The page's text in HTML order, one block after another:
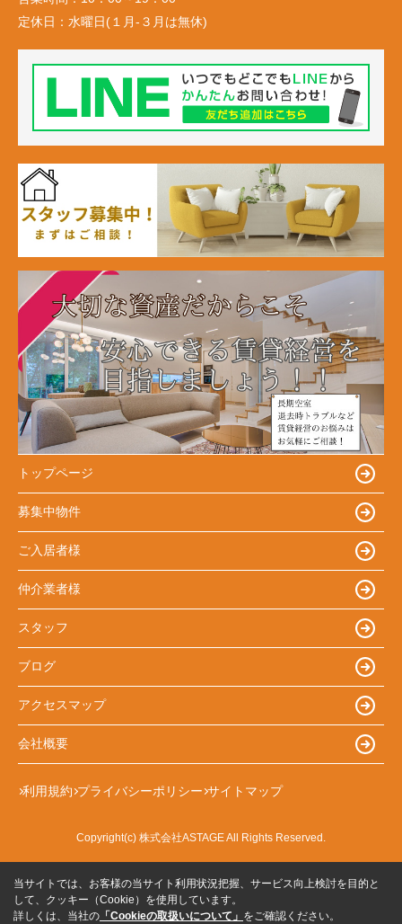
定休日： 水曜日(１月-３月は無休)
トップページ
募集中物件
ご入居者様
仲介業者様
スタッフ
ブログ
アクセスマップ
会社概要
利用規約 プライバシーポリシー サイトマップ
Copyright(c) 株式会社ASTAGE All Rights Reserved.
当サイトでは、お客様の当サイト利用状況把握、サービス向上検討を目的と
して、クッキー（Cookie）を使用しています。
詳しくは、当社の 「Cookieの取扱いについて」 をご確認ください。